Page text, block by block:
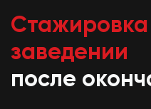
заведении
после